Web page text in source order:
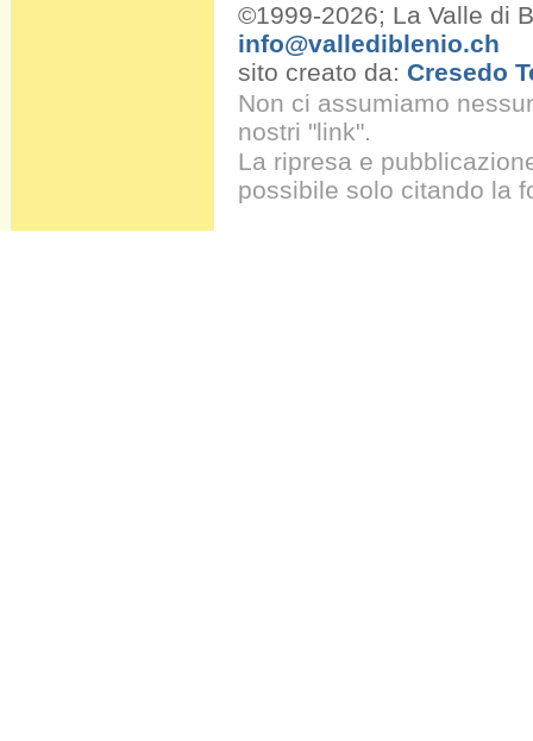
©1999-2026; La Valle
info@vallediblenio.ch
sito creato da: Cresedo
Non ci assumiamo
nostri "link".
La ripresa e
possibile solo citando la